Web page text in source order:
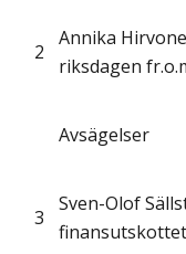
2
Annika
riksdagen
Avsägelser
3
Sven-Olof
finansutskottet